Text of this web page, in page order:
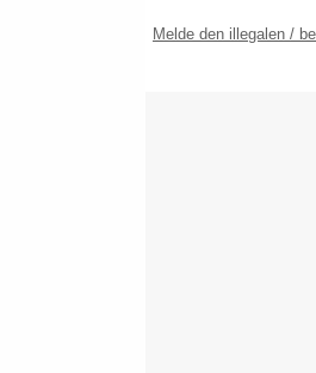
Melde den illegalen /